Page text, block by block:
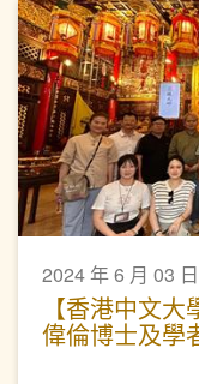
2024 年 6 月 03 日
【香港中文
偉倫博士及學